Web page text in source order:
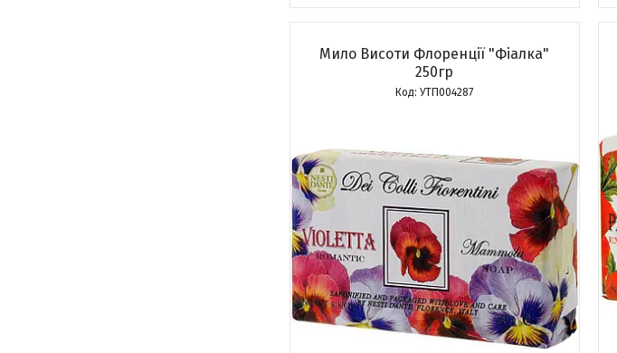
Мило Висоти Флоренції "Фіалка"
250гр
УТП004287